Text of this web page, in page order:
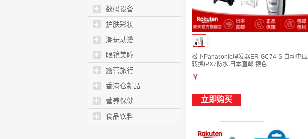
数码设备
护肤彩妆
潮玩动漫
眼镜美瞳
露营旅行
香港仓新品
营养保健
食品饮料
松下Panasonic理发器ER-GC74-S 自动电压
转换IPX7防水 日本直邮 银色
￥
立即购买